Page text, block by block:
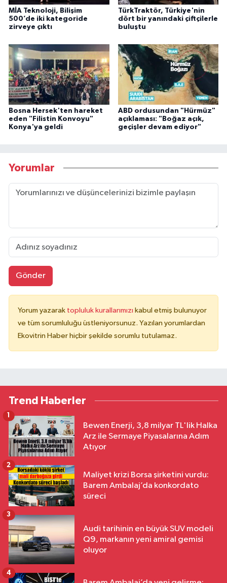
MİA Teknoloji, Bilişim
500’de iki kategoride
zirveye çıktı
TürkTraktör, Türkiye'nin
dört bir yanındaki çiftçilerle
buluştu
Bosna Hersek'ten hareket
eden "Filistin Konvoyu"
Konya'ya geldi
ABD ordusundan "Hürmüz"
açıklaması: "Boğaz açık,
geçişler devam ediyor"
Yorumlar
Gönder
Yorum yazarak topluluk kurallarımızı kabul etmiş bulunuyor
ve tüm sorumluluğu üstleniyorsunuz. Yazılan yorumlardan
Ekovitrin Haber hiçbir şekilde sorumlu tutulamaz.
Trend Haberler
Bewen Enerji, 3,8 milyar TL'lik Halka
Arz ile Sermaye Piyasalarına Adım
Atıyor
1
Maliyet krizi Borsa şirketini vurdu:
Barem Ambalaj’da konkordato
süreci
2
Audi tarihinin en büyük SUV modeli
Q9, markanın yeni amiral gemisi
oluyor
3
4